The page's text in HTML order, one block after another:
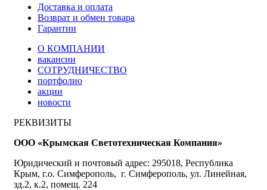
Доставка и оплата
Возврат и обмен товара
Гарантии
О КОМПАНИИ
вакансии
СОТРУДНИЧЕСТВО
портфолио
акции
новости
РЕКВИЗИТЫ
ООО «Крымская Светотехническая Компания»
Юридический и почтовый адрес: 295018, Республика
Крым, г.о. Симферополь, г. Симферополь, ул. Линейная,
зд.2, к.2, помещ. 224